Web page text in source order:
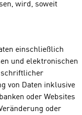
wird, soweit
einschließlich
und elektronischen
schriftlicher
von Daten inklusive
oder Websites
oder